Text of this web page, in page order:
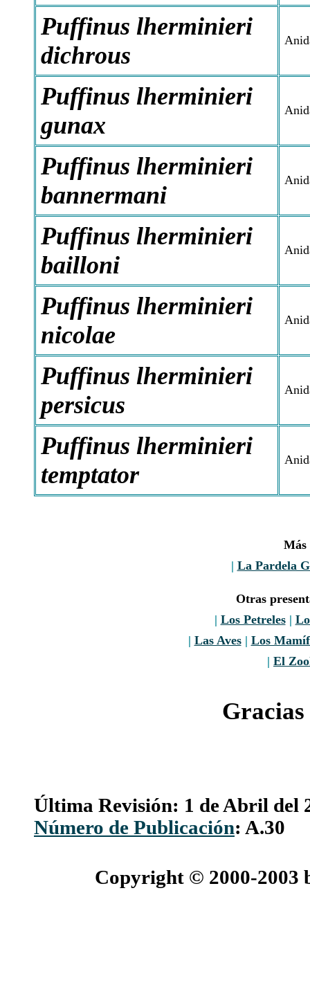
Puffinus lherminieri
dichrous
Puffinus lherminieri
gunax
Puffinus lherminieri
bannermani
Puffinus lherminieri
bailloni
Puffinus lherminieri
nicolae
Puffinus lherminieri
persicus
Puffinus lherminieri
temptator
Más
| La Pardela
Otras
| Los Petreles|
| Las Aves| Los
| El
Última Revisión: 1 de Abril del
Número de Publicación: A.30
Copyright © 2000-2003